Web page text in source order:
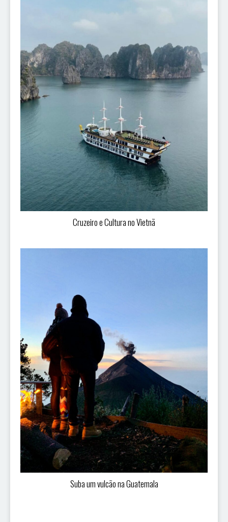
Cruzeiro e Cultura no Vietnã
Suba um vulcão na Guatemala